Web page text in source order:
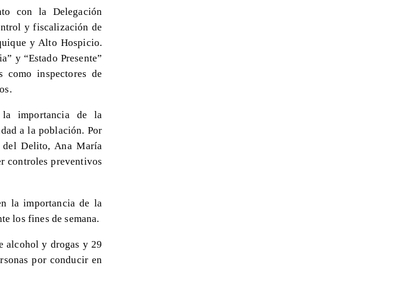
con la Delegación
y fiscalización de
y Alto Hospicio.
y “Estado Presente”
inspectores de
la importancia de la
a la población. Por
del Delito, Ana María
controles preventivos
la importancia de la
los fines de semana.
alcohol y drogas y 29
por conducir en